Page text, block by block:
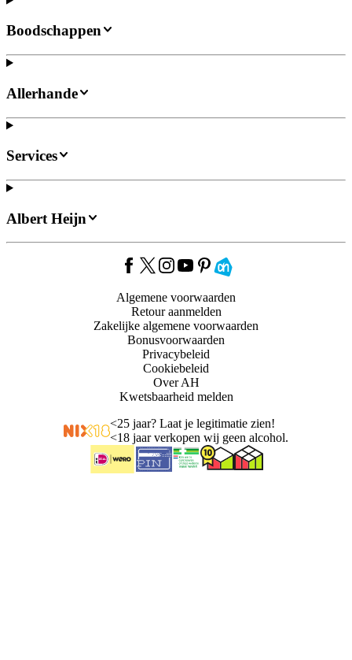
Boodschappen
Allerhande
Services
Albert Heijn
Algemene voorwaarden
Retour aanmelden
Zakelijke algemene voorwaarden
Bonusvoorwaarden
Privacybeleid
Cookiebeleid
Over AH
Kwetsbaarheid melden
<25 jaar? Laat je legitimatie zien!
<18 jaar verkopen wij geen alcohol.